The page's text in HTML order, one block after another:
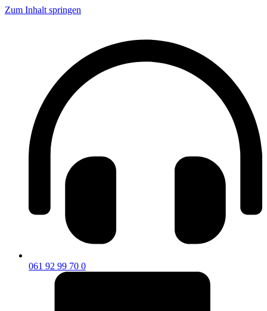
Zum Inhalt springen
061 92 99 70 0